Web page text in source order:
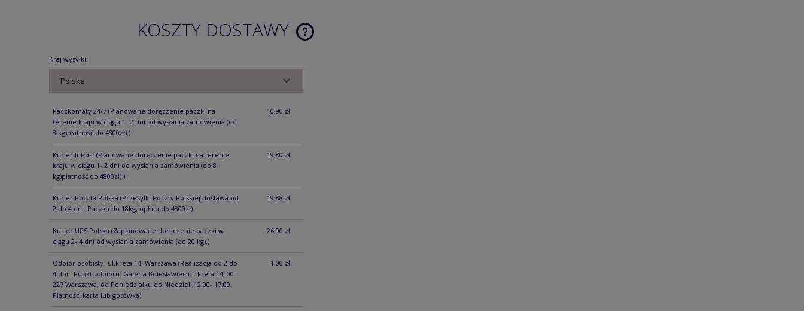
KOSZTY DOSTAWY
Kraj wysyłki:
Paczkomaty 24/7 (Planowane doręczenie paczki na
terenie kraju w ciągu 1- 2 dni od wysłania zamówienia (do
8 kg)płatność do 4800zł).)
10,90 zł
Kurier InPost (Planowane doręczenie paczki na terenie
kraju w ciągu 1- 2 dni od wysłania zamówienia (do 8
kg)płatność do 4800zł).)
19,80 zł
Kurier Poczta Polska (Przesyłki Poczty Polskiej dostawa od
2 do 4 dni. Paczka do 18kg, opłata do 4800zł)
19,88 zł
Kurier UPS Polska (Zaplanowane doręczenie paczki w
ciągu 2- 4 dni od wysłania zamówienia (do 20 kg).)
26,90 zł
Odbiór osobisty- ul.Freta 14, Warszawa (Realizacja od 2 do
4 dni . Punkt odbioru: Galeria Bolesławiec ul. Freta 14, 00-
227 Warszawa, od Poniedziałku do Niedzieli,12:00- 17:00.
Płatność: karta lub gotówka)
1,00 zł